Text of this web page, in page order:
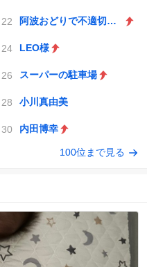
阿波おどりで不適切な動画
LEO様
スーパーの駐車場
小川真由美
内田博幸
100位まで見る